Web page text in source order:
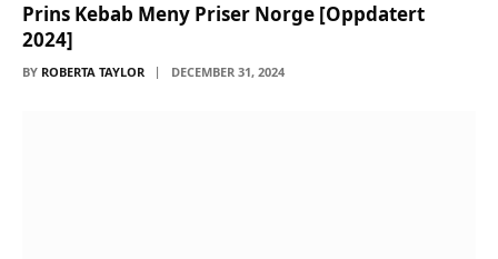
Prins Kebab Meny Priser Norge [Oppdatert
2024]
BY ROBERTA TAYLOR DECEMBER 31, 2024